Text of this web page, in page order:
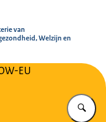
van
Welzijn en
EU